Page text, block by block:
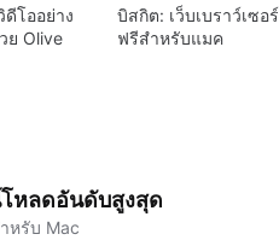
โออย่าง
ย Olive
บิสกิต: เว็บเบราว์เซอร์
ฟรีสำหรับแมค
หลดอันดับสูงสุด
หรับ Mac